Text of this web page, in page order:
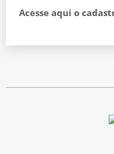
Acesse aqui o